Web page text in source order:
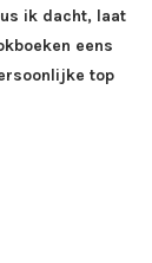
ik dacht, laat
eens
top